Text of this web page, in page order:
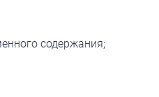
содержания;